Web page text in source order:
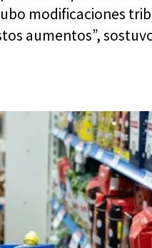
modificaciones
aumentos”,